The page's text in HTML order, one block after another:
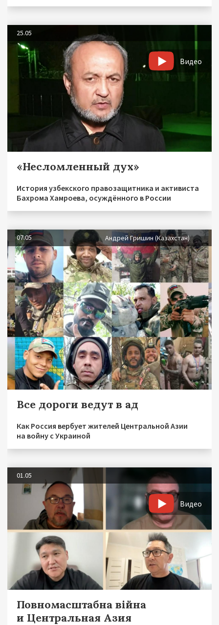
25.05
Видео
«Несломленный дух»
История узбекского правозащитника и активиста
Бахрома Хамроева, осуждённого в России
07.05 Андрей Гришин (Казахстан)
Все дороги ведут в ад
Как Россия вербует жителей Центральной Азии
на войну с Украиной
01.05
Видео
Повномасштабна війна
и Центральная Азия